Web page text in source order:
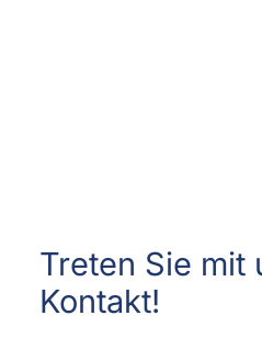
Treten Sie mit
Kontakt!